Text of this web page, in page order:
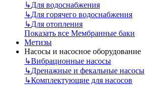
↳Для водоснабжения
↳Для горячего водоснабжения
↳Для отопления
Показать все Мембранные баки
Метизы
Насосы и насосное оборудование
↳Вибрационные насосы
↳Дренажные и фекальные насосы
↳Комплектующие для насосов